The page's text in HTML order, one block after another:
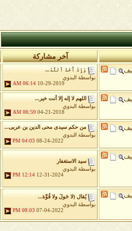
آخر مشاركة
وَإِذْ أَخَذَ ٱللَّهُ...
بواسطة
البدوي
10-29-2019
06:14 AM
اللهم لا إله إلا أنت خير...
بواسطة
البدوي
04-21-2018
06:59 AM
من حكم سيدى محى الدين بن عربى...
بواسطة
البدوي
08-24-2022
04:03 PM
سيد الاستغفار
بواسطة
البدوي
12-31-2024
12:14 PM
يُقال (لا حَولَ ولا قُوَّة...
بواسطة
البدوي
07-04-2022
08:03 PM